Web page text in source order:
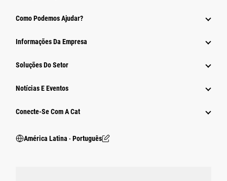
Como Podemos Ajudar?
Informações Da Empresa
Soluções Do Setor
Notícias E Eventos
Conecte-Se Com A Cat
América Latina ‧ Português